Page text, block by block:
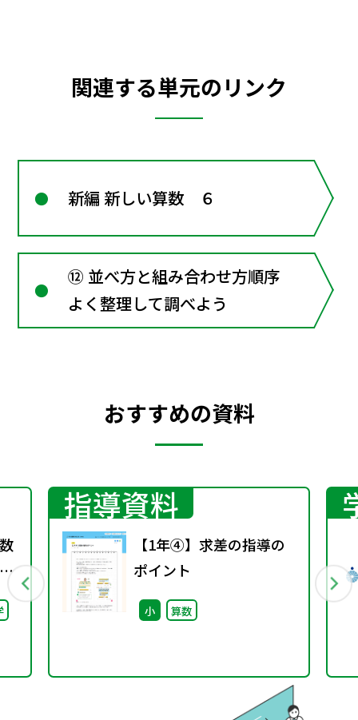
関連する単元のリンク
新編 新しい算数 ６
⑫ 並べ方と組み合わせ方順序
よく整理して調べよう
おすすめの資料
指導資料
【1年④】求差の指導の
ポイント
小 算数